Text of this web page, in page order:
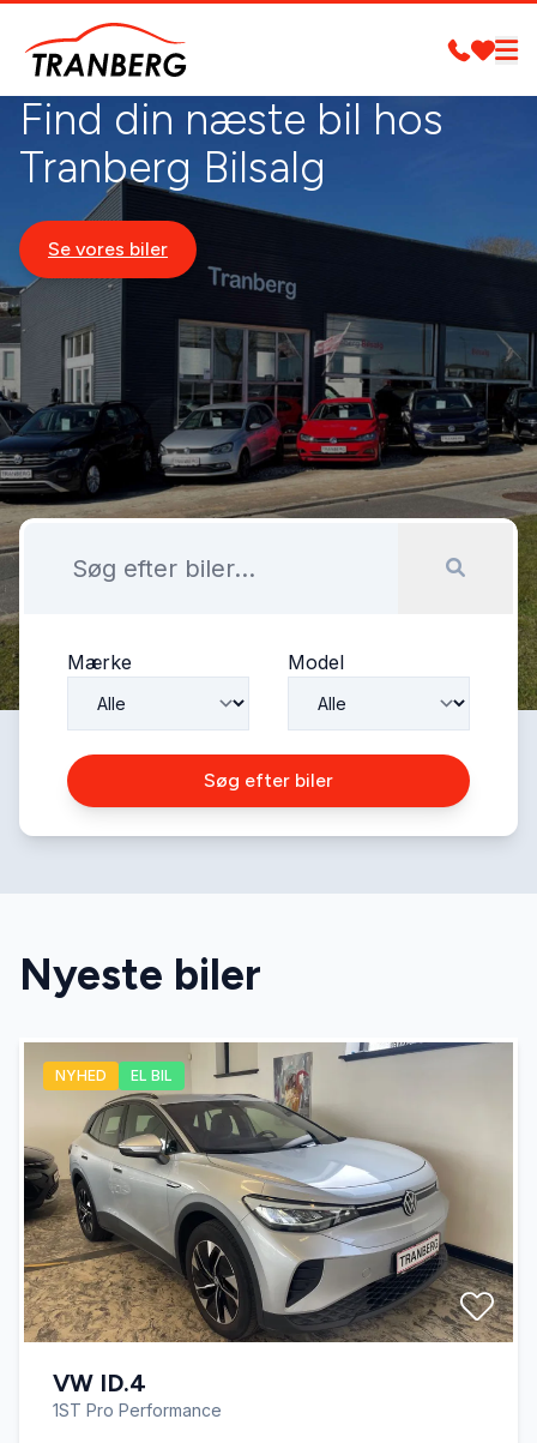
Find din næste bil hos
Tranberg Bilsalg
Se vores biler
Mærke Model
Søg efter biler
Nyeste biler
NYHED EL BIL
VW ID.4
1ST Pro Performance